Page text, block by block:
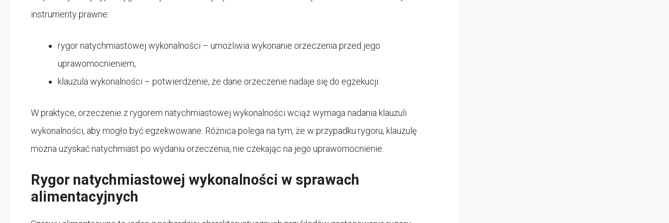
instrumenty prawne:
rygor natychmiastowej wykonalności – umożliwia wykonanie orzeczenia przed jego
uprawomocnieniem,
klauzula wykonalności – potwierdzenie, że dane orzeczenie nadaje się do egzekucji.
W praktyce, orzeczenie z rygorem natychmiastowej wykonalności wciąż wymaga nadania klauzuli
wykonalności, aby mogło być egzekwowane. Różnica polega na tym, że w przypadku rygoru, klauzulę
można uzyskać natychmiast po wydaniu orzeczenia, nie czekając na jego uprawomocnienie.
Rygor natychmiastowej wykonalności w sprawach
alimentacyjnych